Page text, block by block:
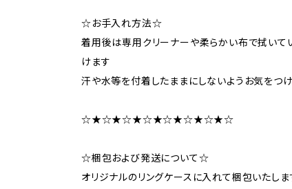
☆お手入れ方法☆
着用後は専用クリーナーや柔らかい布で拭いて
けます
汗や水等を付着したままにしないようお気をつ
☆★☆★☆★☆★☆★☆★☆★☆
☆梱包および発送について☆
オリジナルのリングケースに入れて梱包いたしま